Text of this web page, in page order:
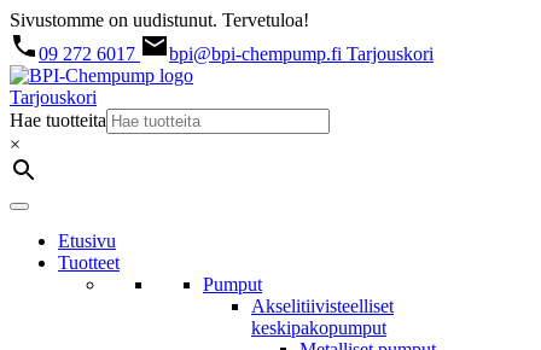
Sivustomme on uudistunut. Tervetuloa!
09 272 6017
bpi@bpi-chempump.fi Tarjouskori
Tarjouskori
Hae tuotteita
×
Etusivu
Tuotteet
Pumput
Akselitiivisteelliset
keskipakopumput